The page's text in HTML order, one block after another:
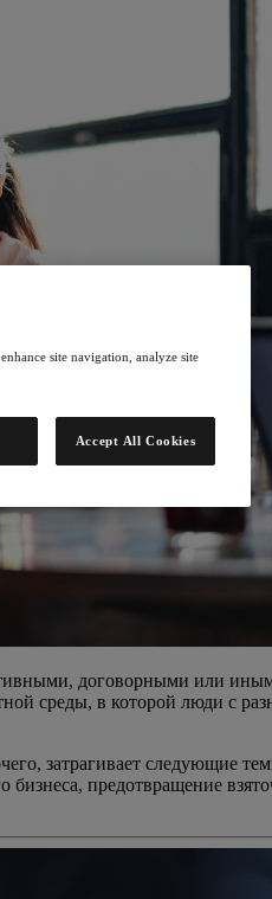
договорными или
среды, в которой люди с
затрагивает следующие
предотвращение
site navigation, analyze site
Accept All Cookies